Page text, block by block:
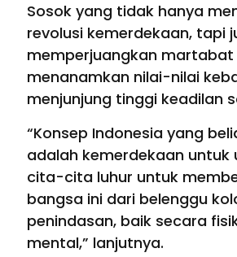
Sosok yang tidak hanya
revolusi kemerdekaan, tapi
memperjuangkan
menanamkan nilai-nilai
menjunjung tinggi keadilan
“Konsep Indonesia yang
adalah kemerdekaan untuk
cita-cita luhur untuk
bangsa ini dari belenggu
penindasan, baik secara
mental,” lanjutnya.